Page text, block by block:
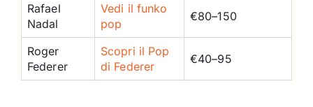
Rafael
Nadal
Vedi il funko
pop
€80–150
Roger
Federer
Scopri il Pop
di Federer
€40–95